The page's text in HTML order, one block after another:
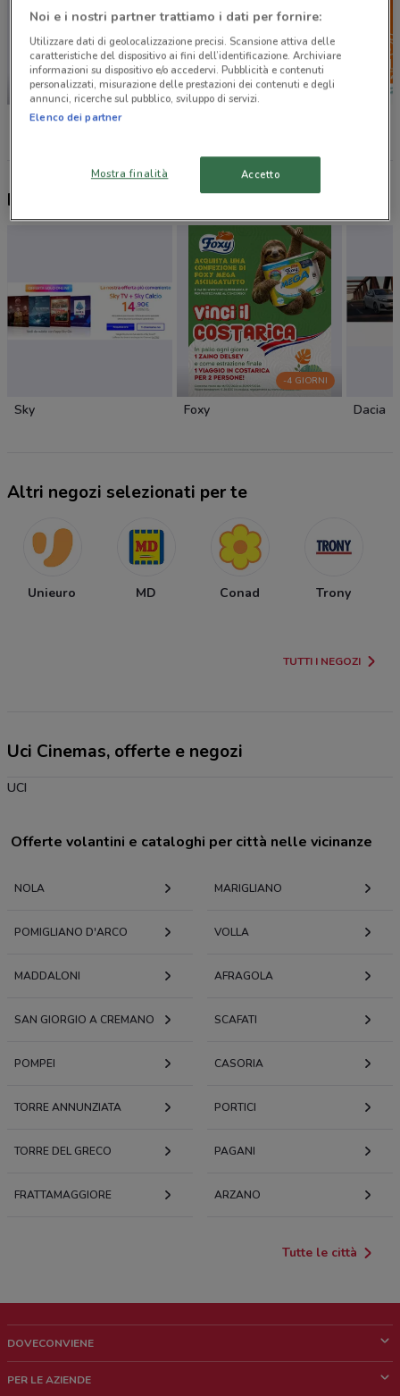
SCADE OGGI
Unieuro
SCADE OGGI
Nuovi prodotti da provare
Sky
-4 GIORNI
Foxy Dacia
Altri negozi selezionati per te
Unieuro MD Conad Trony
TUTTI I NEGOZI
Uci Cinemas, offerte e negozi
UCI
Offerte volantini e cataloghi per città nelle vicinanze
NOLA MARIGLIANO
POMIGLIANO D'ARCO VOLLA
MADDALONI AFRAGOLA
SAN GIORGIO A CREMANO SCAFATI
POMPEI CASORIA
TORRE ANNUNZIATA PORTICI
TORRE DEL GRECO PAGANI
FRATTAMAGGIORE ARZANO
Tutte le città
DOVECONVIENE
PER LE AZIENDE
Noi e i nostri partner trattiamo i dati per fornire:
Utilizzare dati di geolocalizzazione precisi. Scansione attiva delle
caratteristiche del dispositivo ai fini dell’identificazione. Archiviare
informazioni su dispositivo e/o accedervi. Pubblicità e contenuti
personalizzati, misurazione delle prestazioni dei contenuti e degli
annunci, ricerche sul pubblico, sviluppo di servizi.
Elenco dei partner
Mostra finalità Accetto